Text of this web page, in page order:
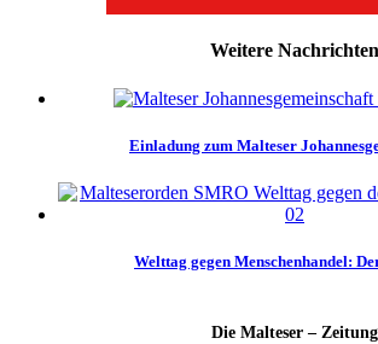
Weitere Nachrichten
Einladung zum Malteser
Welttag gegen Menschenhandel:
Die Malteser – Zeitung